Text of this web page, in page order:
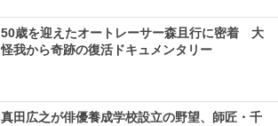
50歳を迎えたオートレーサー森且行に密着 大
怪我から奇跡の復活ドキュメンタリー
真田広之が俳優養成学校設立の野望、師匠・千